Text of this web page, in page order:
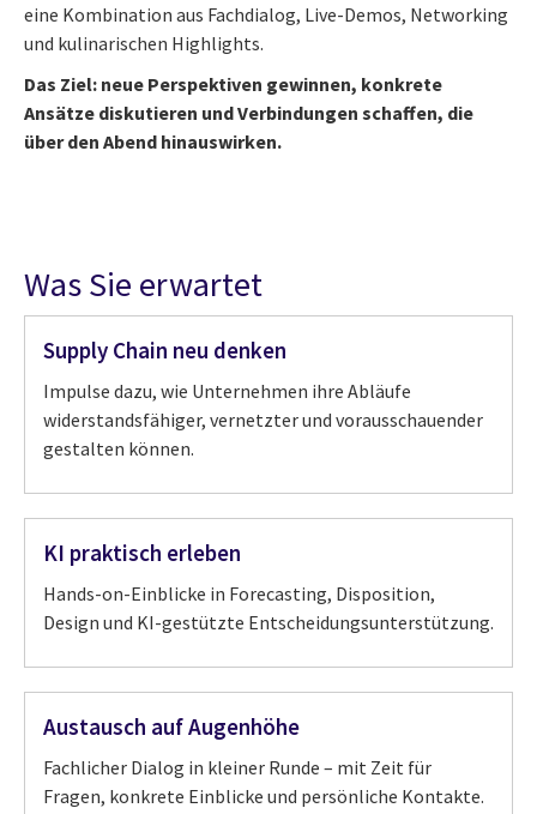
eine Kombination aus Fachdialog, Live-Demos, Networking
und kulinarischen Highlights.
Das Ziel: neue Perspektiven gewinnen, konkrete
Ansätze diskutieren und Verbindungen schaffen, die
über den Abend hinauswirken.
Was Sie erwartet
Supply Chain neu denken
Impulse dazu, wie Unternehmen ihre Abläufe
widerstandsfähiger, vernetzter und vorausschauender
gestalten können.
KI praktisch erleben
Hands-on-Einblicke in Forecasting, Disposition,
Design und KI-gestützte Entscheidungsunterstützung.
Austausch auf Augenhöhe
Fachlicher Dialog in kleiner Runde – mit Zeit für
Fragen, konkrete Einblicke und persönliche Kontakte.